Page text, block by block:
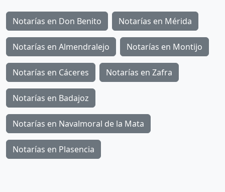
Notarías en Don Benito Notarías en Mérida
Notarías en Almendralejo Notarías en Montijo
Notarías en Cáceres Notarías en Zafra
Notarías en Badajoz
Notarías en Navalmoral de la Mata
Notarías en Plasencia